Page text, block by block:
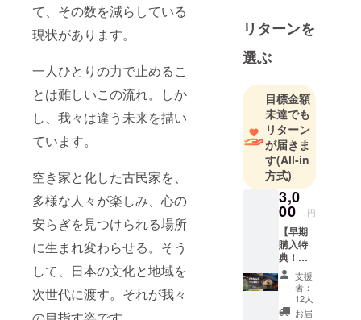
て、その数を減らしている
現状があります。
一人ひとりの力で止めるこ
とは難しいこの流れ。しか
し、我々は違う未来を描い
ています。
空き家と化した古民家を、
多様な人々が楽しみ、心の
安らぎを見つけられる場所
に生まれ変わらせる。そう
して、日本の文化と地域を
次世代に渡す。それが我々
リターンを
選ぶ
目標金額
未達でも
リターン
が届きま
す(All-in
方式)
3,0
00 円
【早期
購入特
典！割
り増し
ラーメ
ン券】
MARU
支援
者：
12人
お届